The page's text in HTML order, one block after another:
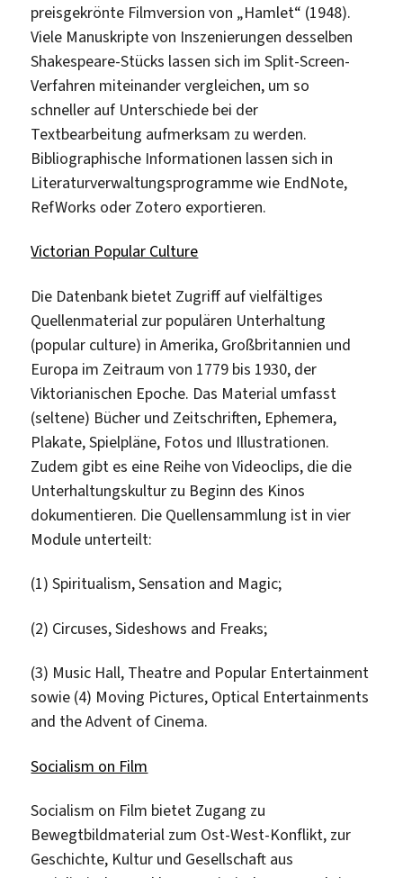
preisgekrönte Filmversion von „Hamlet“ (1948).
Viele Manuskripte von Inszenierungen desselben
Shakespeare-Stücks lassen sich im Split-Screen-
Verfahren miteinander vergleichen, um so
schneller auf Unterschiede bei der
Textbearbeitung aufmerksam zu werden.
Bibliographische Informationen lassen sich in
Literaturverwaltungsprogramme wie EndNote,
RefWorks oder Zotero exportieren.
Victorian Popular Culture
Die Datenbank bietet Zugriff auf vielfältiges
Quellenmaterial zur populären Unterhaltung
(popular culture) in Amerika, Großbritannien und
Europa im Zeitraum von 1779 bis 1930, der
Viktorianischen Epoche. Das Material umfasst
(seltene) Bücher und Zeitschriften, Ephemera,
Plakate, Spielpläne, Fotos und Illustrationen.
Zudem gibt es eine Reihe von Videoclips, die die
Unterhaltungskultur zu Beginn des Kinos
dokumentieren. Die Quellensammlung ist in vier
Module unterteilt:
(1) Spiritualism, Sensation and Magic;
(2) Circuses, Sideshows and Freaks;
(3) Music Hall, Theatre and Popular Entertainment
sowie (4) Moving Pictures, Optical Entertainments
and the Advent of Cinema.
Socialism on Film
Socialism on Film bietet Zugang zu
Bewegtbildmaterial zum Ost-West-Konflikt, zur
Geschichte, Kultur und Gesellschaft aus